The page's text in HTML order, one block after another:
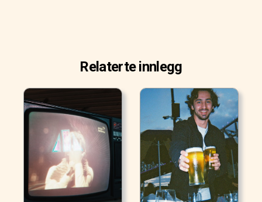
Relaterte innlegg